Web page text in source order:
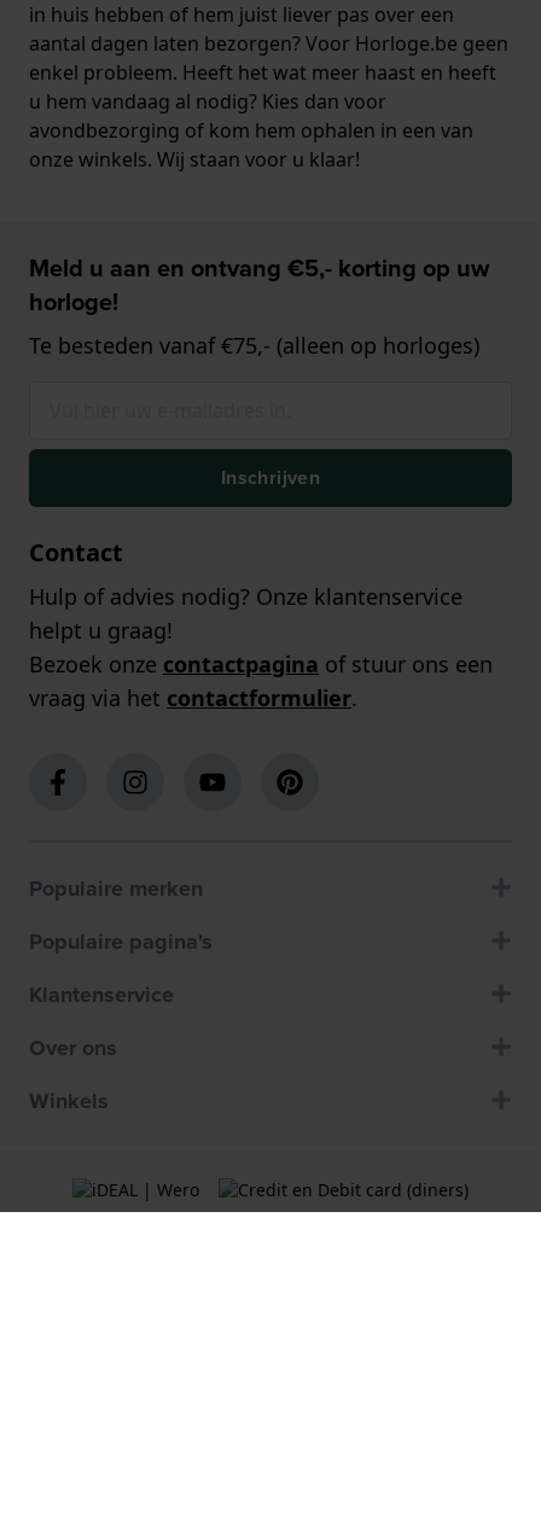
in huis hebben of hem juist liever pas over een
aantal dagen laten bezorgen? Voor Horloge.be geen
enkel probleem. Heeft het wat meer haast en heeft
u hem vandaag al nodig? Kies dan voor
avondbezorging of kom hem ophalen in een van
onze winkels. Wij staan voor u klaar!
Meld u aan en ontvang €5,- korting op uw
horloge!
Te besteden vanaf €75,- (alleen op horloges)
Inschrijven
Contact
Hulp of advies nodig? Onze klantenservice
helpt u graag!
Bezoek onze contactpagina of stuur ons een
vraag via het contactformulier.
Populaire merken
Populaire pagina's
Klantenservice
Over ons
Winkels